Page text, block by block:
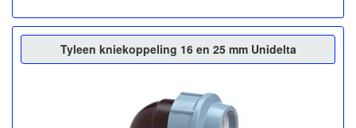
Tyleen kniekoppeling 16 en 25 mm Unidelta